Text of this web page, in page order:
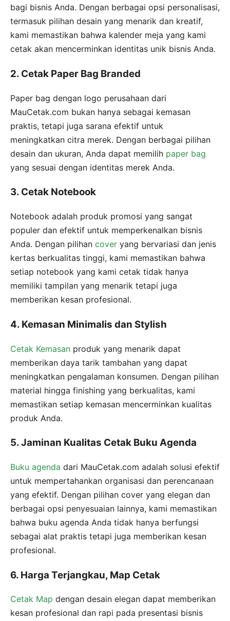
bagi bisnis Anda. Dengan berbagai opsi personalisasi,
termasuk pilihan desain yang menarik dan kreatif,
kami memastikan bahwa kalender meja yang kami
cetak akan mencerminkan identitas unik bisnis Anda.
2. Cetak Paper Bag Branded
Paper bag dengan logo perusahaan dari
MauCetak.com bukan hanya sebagai kemasan
praktis, tetapi juga sarana efektif untuk
meningkatkan citra merek. Dengan berbagai pilihan
desain dan ukuran, Anda dapat memilih paper bag
yang sesuai dengan identitas merek Anda.
3. Cetak Notebook
Notebook adalah produk promosi yang sangat
populer dan efektif untuk memperkenalkan bisnis
Anda. Dengan pilihan cover yang bervariasi dan jenis
kertas berkualitas tinggi, kami memastikan bahwa
setiap notebook yang kami cetak tidak hanya
memiliki tampilan yang menarik tetapi juga
memberikan kesan profesional.
4. Kemasan Minimalis dan Stylish
Cetak Kemasan produk yang menarik dapat
memberikan daya tarik tambahan yang dapat
meningkatkan pengalaman konsumen. Dengan pilihan
material hingga finishing yang berkualitas, kami
memastikan setiap kemasan mencerminkan kualitas
produk Anda.
5. Jaminan Kualitas Cetak Buku Agenda
Buku agenda dari MauCetak.com adalah solusi efektif
untuk mempertahankan organisasi dan perencanaan
yang efektif. Dengan pilihan cover yang elegan dan
berbagai opsi penyesuaian lainnya, kami memastikan
bahwa buku agenda Anda tidak hanya berfungsi
sebagai alat praktis tetapi juga memberikan kesan
profesional.
6. Harga Terjangkau, Map Cetak
Cetak Map dengan desain elegan dapat memberikan
kesan profesional dan rapi pada presentasi bisnis